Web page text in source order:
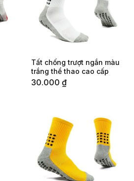
Tất chống trượt ngắn màu
trắng thể thao cao cấp
30.000 ₫